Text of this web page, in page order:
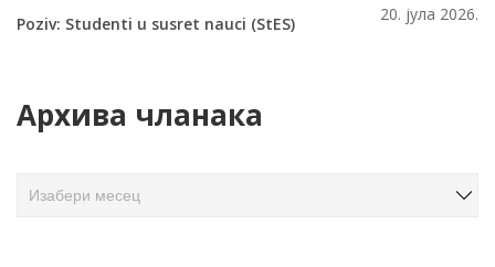
Poziv: Studenti u susret nauci (StES) 20. јула 2026.
Архива чланака